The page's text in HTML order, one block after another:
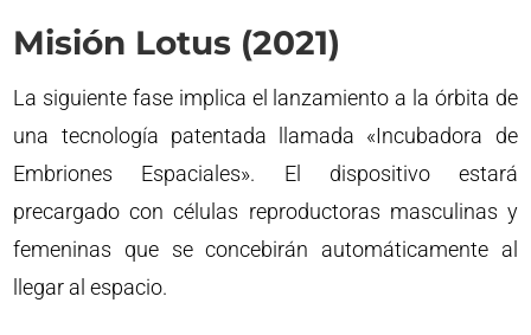
Misión Lotus (2021)
La siguiente fase implica el lanzamiento a la órbita de
una tecnología patentada llamada «Incubadora de
Embriones Espaciales». El dispositivo estará
precargado con células reproductoras masculinas y
femeninas que se concebirán automáticamente al
llegar al espacio.